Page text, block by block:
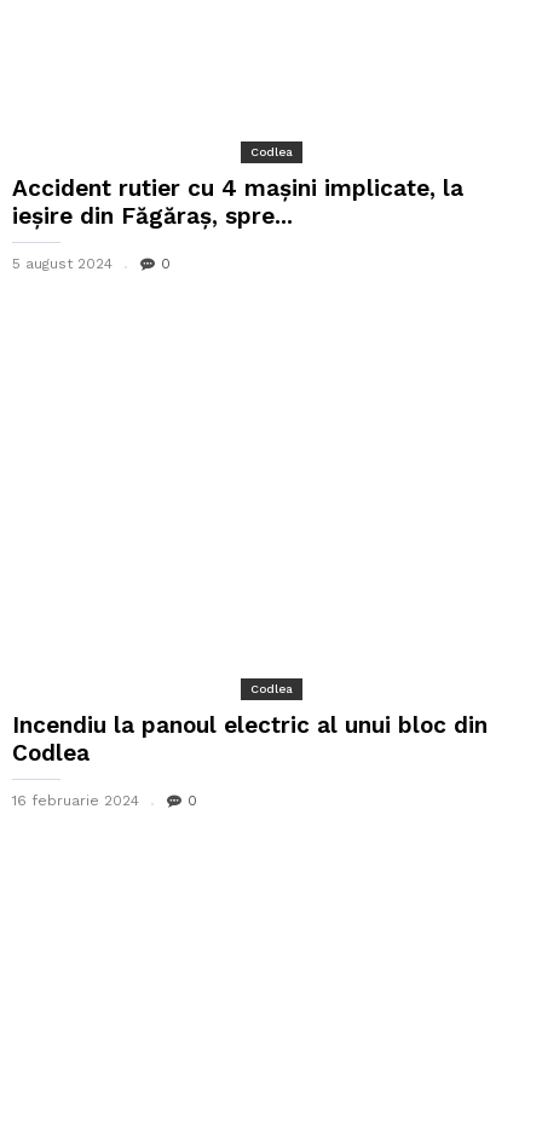
Codlea
Accident rutier cu 4 mașini implicate, la
ieșire din Făgăraș, spre...
5 august 2024 0
Codlea
Incendiu la panoul electric al unui bloc din
Codlea
16 februarie 2024 0